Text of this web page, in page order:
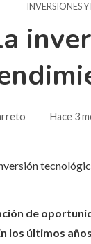
INVERSIONES
Hace 3
de
últimos